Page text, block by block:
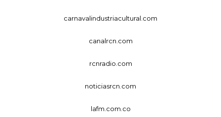
carnavalindustriacultural.com
canalrcn.com
rcnradio.com
noticiasrcn.com
lafm.com.co